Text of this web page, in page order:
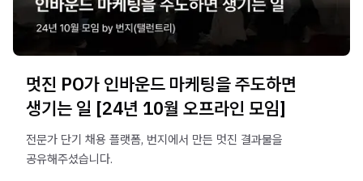
멋진 PO가 인바운드 마케팅을 주도하면
생기는 일 [24년 10월 오프라인 모임]
전문가 단기 채용 플랫폼, 번지에서 만든 멋진 결과물을
공유해주셨습니다.